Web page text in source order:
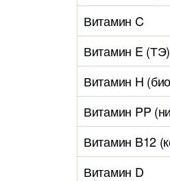
Витамин C
Витамин E (ТЭ)
Витамин H
Витамин PP
Витамин B12
Витамин D